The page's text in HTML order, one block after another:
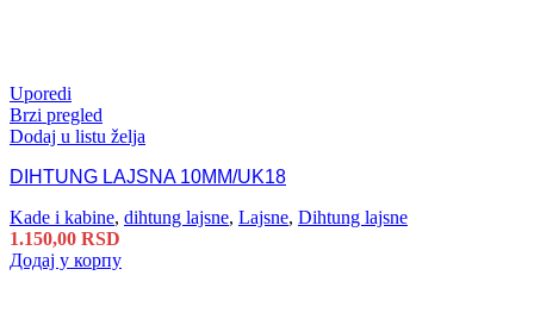
Uporedi
Brzi pregled
Dodaj u listu želja
DIHTUNG LAJSNA 10MM/UK18
Kade i kabine, dihtung lajsne, Lajsne, Dihtung lajsne
1.150,00 RSD
Додај у корпу